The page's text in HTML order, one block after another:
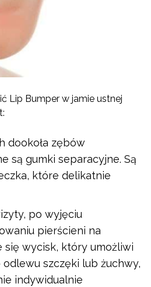
Lip Bumper w jamie ustnej
dookoła zębów
są gumki separacyjne. Są
które delikatnie
po wyjęciu
pierścieni na
wycisk, który umożliwi
szczęki lub żuchwy,
indywidualnie